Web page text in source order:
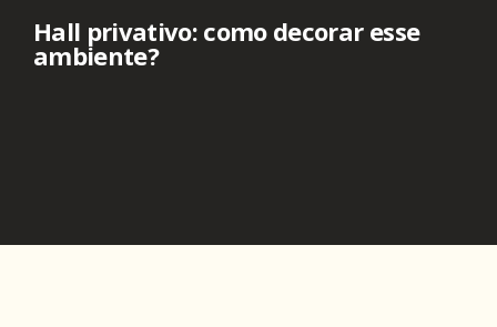
Hall privativo: como decorar esse
ambiente?